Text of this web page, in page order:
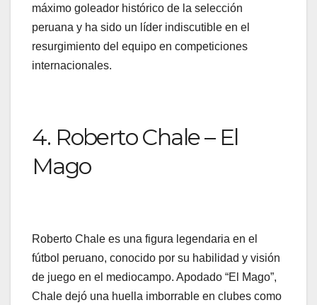
máximo goleador histórico de la selección
peruana y ha sido un líder indiscutible en el
resurgimiento del equipo en competiciones
internacionales.
4. Roberto Chale – El
Mago
Roberto Chale es una figura legendaria en el
fútbol peruano, conocido por su habilidad y visión
de juego en el mediocampo. Apodado “El Mago”,
Chale dejó una huella imborrable en clubes como